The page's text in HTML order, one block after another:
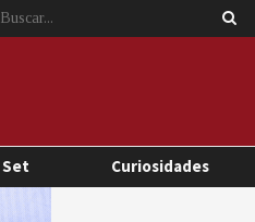
Curiosidades